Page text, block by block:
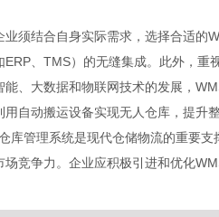
业须结合自身实际需求，选择合适的
ERP、TMS）的无缝集成。此外，
能、大数据和物联网技术的发展，
用自动搬运设备实现无人仓库，提升
库管理系统是现代仓储物流的重要
场竞争力。企业应积极引进和优化